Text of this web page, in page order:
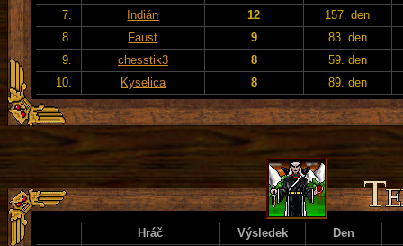
7.
Indián 12
157. den
8.
Faust 9
83. den
9.
chesstik3 8
59. den
10.
Kyselica 8 89. den
Hráč Výsledek
Den